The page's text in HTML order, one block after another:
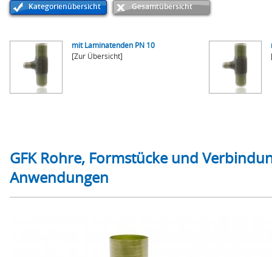
Kategorienübersicht Gesamtübersicht
mit Laminatenden PN 10
[Zur Übersicht]
GFK Rohre, Formstücke und
Anwendungen